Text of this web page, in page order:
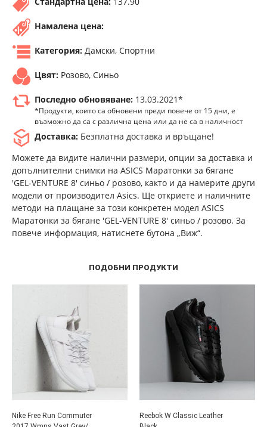
Намалена цена:
Категория: Дамски, Спортни
Цвят: Розово, Синьо
Последно обновяване: 13.03.2021*
*Продукти, които са обновени преди повече от 15 дни, е
възможно да са с различна цена или да не са в наличност
Доставка: Безплатна доставка и връщане!
Можете да видите налични размери, опции за доставка и
допълнителни снимки на ASICS Маратонки за бягане
'GEL-VENTURE 8' синьо / розово, както и да намерите други
модели от производител Asics. Ще откриете и наличните
методи на плащане за този конкретен модел ASICS
Маратонки за бягане 'GEL-VENTURE 8' синьо / розово. За
повече информация, натиснете бутона „Виж“.
ПОДОБНИ ПРОДУКТИ
Nike Free Run Commuter
Reebok W Classic Leather